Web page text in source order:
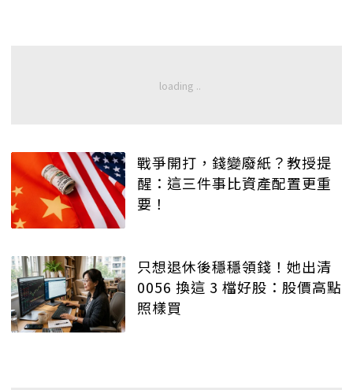
戰爭開打，錢變廢紙？教授提
醒：這三件事比資產配置更重
要！
只想退休後穩穩領錢！她出清
0056 換這 3 檔好股：股價高點
照樣買